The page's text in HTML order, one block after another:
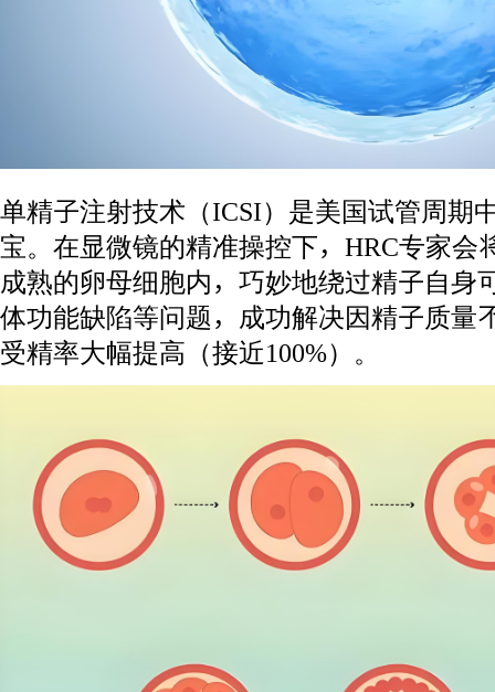
单精子注射技术（ICSI）是美国试管周期
宝。在显微镜的精准操控下，HRC专家会
成熟的卵母细胞内，巧妙地绕过精子自身
体功能缺陷等问题，成功解决因精子质量
受精率大幅提高（接近100%）。